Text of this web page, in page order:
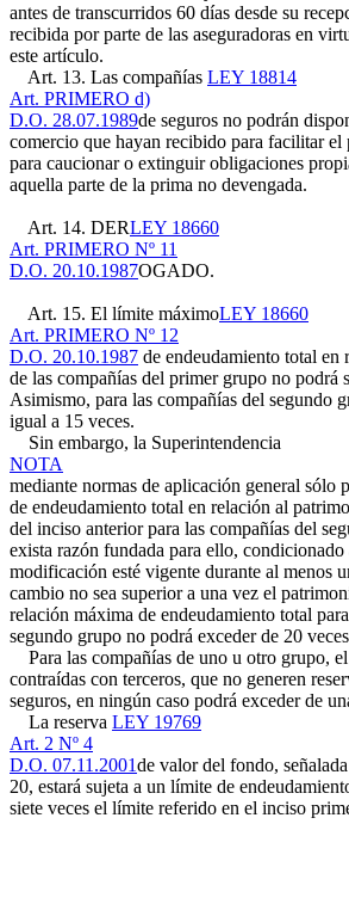
antes de transcurridos 60 días desde su
recibida por parte de las aseguradoras en
este artículo.
Art. 13. Las compañías LEY 18814
Art. PRIMERO d)
D.O. 28.07.1989de seguros no podrán
comercio que hayan recibido para facilitar el
para caucionar o extinguir obligaciones
aquella parte de la prima no devengada.
Art. 14. DERLEY 18660
Art. PRIMERO Nº 11
D.O. 20.10.1987OGADO.
Art. 15. El límite máximoLEY 18660
Art. PRIMERO Nº 12
D.O. 20.10.1987 de endeudamiento total
de las compañías del primer grupo no podrá
Asimismo, para las compañías del segundo
igual a 15 veces.
Sin embargo, la Superintendencia
NOTA
mediante normas de aplicación general sólo
de endeudamiento total en relación al
del inciso anterior para las compañías del
exista razón fundada para ello, condicionado
modificación esté vigente durante al menos
cambio no sea superior a una vez el
relación máxima de endeudamiento total
segundo grupo no podrá exceder de 20
Para las compañías de uno u otro grupo,
contraídas con terceros, que no generen
seguros, en ningún caso podrá exceder de
La reserva LEY 19769
Art. 2 Nº 4
D.O. 07.11.2001de valor del fondo,
20, estará sujeta a un límite de
siete veces el límite referido en el inciso